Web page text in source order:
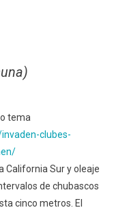
tema
clubes-
California Sur y oleaje
de chubascos
cinco metros. El